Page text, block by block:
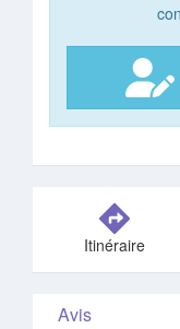
Itinéraire
Avis